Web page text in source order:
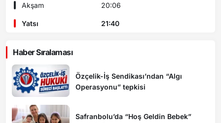
Akşam 20:06
Yatsı 21:40
Haber Sıralaması
Özçelik-İş Sendikası’ndan “Algı
Operasyonu” tepkisi
Safranbolu’da “Hoş Geldin Bebek”